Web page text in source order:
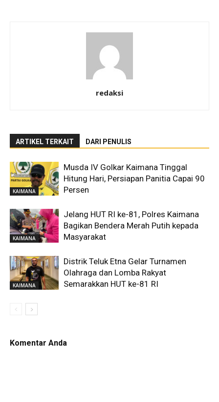
redaksi
ARTIKEL TERKAIT DARI PENULIS
KAIMANA
Musda IV Golkar Kaimana Tinggal
Hitung Hari, Persiapan Panitia Capai 90
Persen
KAIMANA
Jelang HUT RI ke-81, Polres Kaimana
Bagikan Bendera Merah Putih kepada
Masyarakat
KAIMANA
Distrik Teluk Etna Gelar Turnamen
Olahraga dan Lomba Rakyat
Semarakkan HUT ke-81 RI
Komentar Anda